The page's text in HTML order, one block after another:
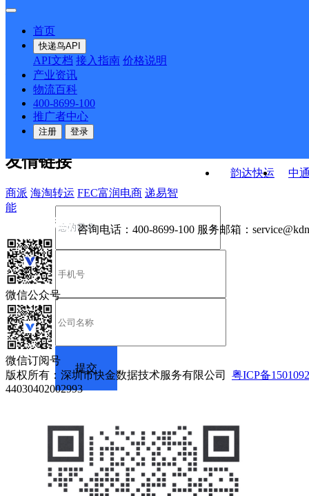
首页
快递鸟API
API文档 接入指南 价格说明
产业资讯
物流百科
400-8699-100
推广者中心
注册 登录
韵达快运
中
API接口 DEMO下载
关于我们
公司介绍 企业动态
合作伙伴 快递鸟接口服务协议
户隐私政策
友情链接
商派 海淘转运 FEC富润电商 递易智
能
咨询电话： 400-8699-100 服务邮箱：
微信公众号
微信订阅号
版权所有：深圳市快金数据技术服务有限公司 粤ICP备
44030402002993